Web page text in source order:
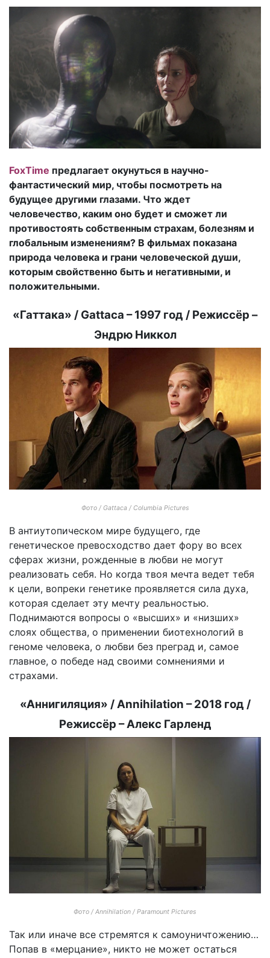
FoxTime предлагает окунуться в научно-
фантастический мир, чтобы посмотреть на
будущее другими глазами. Что ждет
человечество, каким оно будет и сможет ли
противостоять собственным страхам, болезням и
глобальным изменениям? В фильмах показана
природа человека и грани человеческой души,
которым свойственно быть и негативными, и
положительными.
«Гаттака» / Gattaca – 1997 год / Режиссёр –
Эндрю Никкол
Фото / Gattaca / Columbia Pictures
В антиутопическом мире будущего, где
генетическое превосходство дает фору во всех
сферах жизни, рожденные в любви не могут
реализовать себя. Но когда твоя мечта ведет тебя
к цели, вопреки генетике проявляется сила духа,
которая сделает эту мечту реальностью.
Поднимаются вопросы о «высших» и «низших»
слоях общества, о применении биотехнологий в
геноме человека, о любви без преград и, самое
главное, о победе над своими сомнениями и
страхами.
«Аннигиляция» / Annihilation – 2018 год /
Режиссёр – Алекс Гарленд
Фото / Annihilation / Paramount Pictures
Так или иначе все стремятся к самоуничтожению…
Попав в «мерцание», никто не может остаться